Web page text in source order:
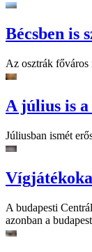
Bécsben is
Az osztrák főváros
A július is
Júliusban ismét
A budapesti
azonban a